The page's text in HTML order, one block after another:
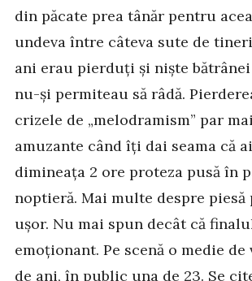
din păcate prea tânăr pentru
undeva între câteva sute de
ani erau pierduți și niște bătrânei
nu-și permiteau să râdă.
crizele de „melodramism” par
amuzante când îți dai seama că
dimineața 2 ore proteza pusă în
noptieră. Mai multe despre piesă
ușor. Nu mai spun decât că
emoționant. Pe scenă o medie de
de ani, în public una de 23. Se